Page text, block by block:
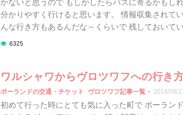
かないと思うので もしかしたらバスに寄るかもし
分かりやすく行けると思います。 情報収集されて
んな行き方もあるんだな～くらいで 残しておいて
6325
ワルシャワからヴロツワフへの行き
ポーランドの交通・チケット ヴロツワフ記事一覧 - 2014/09/
初めて行った時にとても気に入った町で ポーラン